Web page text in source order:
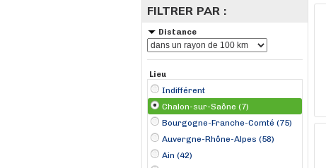
FILTRER PAR :
Distance
Lieu
Indifférent
Chalon-sur-Saône (7)
Bourgogne-Franche-Comté (75)
Auvergne-Rhône-Alpes (58)
Ain (42)